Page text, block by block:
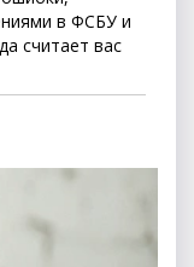
в ФСБУ и
считает вас